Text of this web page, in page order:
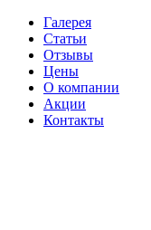
Галерея
Статьи
Отзывы
Цены
О компании
Акции
Контакты